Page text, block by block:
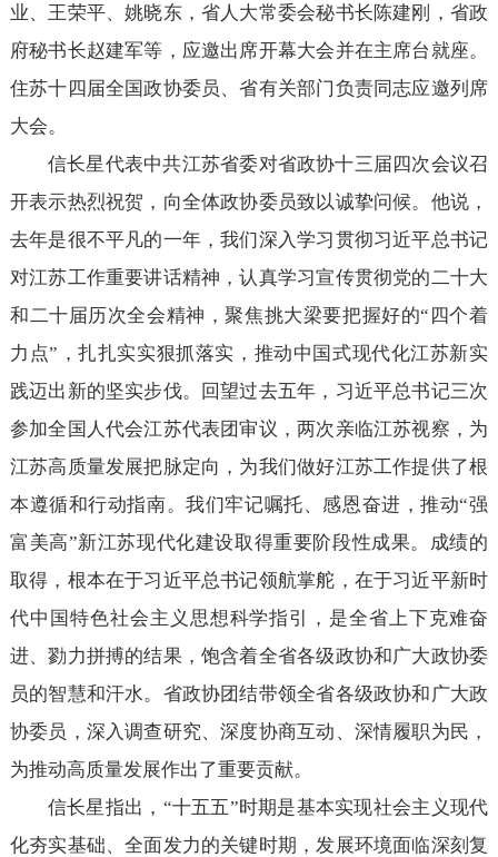
业、王荣平、姚晓东，省人大常委会秘书长陈建刚，省政
府秘书长赵建军等，应邀出席开幕大会并在主席台就座。
住苏十四届全国政协委员、省有关部门负责同志应邀列席
大会。
信长星代表中共江苏省委对省政协十三届四次会议召
开表示热烈祝贺，向全体政协委员致以诚挚问候。他说，
去年是很不平凡的一年，我们深入学习贯彻习近平总书记
对江苏工作重要讲话精神，认真学习宣传贯彻党的二十大
和二十届历次全会精神，聚焦挑大梁要把握好的“四个着
力点”，扎扎实实狠抓落实，推动中国式现代化江苏新实
践迈出新的坚实步伐。回望过去五年，习近平总书记三次
参加全国人代会江苏代表团审议，两次亲临江苏视察，为
江苏高质量发展把脉定向，为我们做好江苏工作提供了根
本遵循和行动指南。我们牢记嘱托、感恩奋进，推动“强
富美高”新江苏现代化建设取得重要阶段性成果。成绩的
取得，根本在于习近平总书记领航掌舵，在于习近平新时
代中国特色社会主义思想科学指引，是全省上下克难奋
进、勠力拼搏的结果，饱含着全省各级政协和广大政协委
员的智慧和汗水。省政协团结带领全省各级政协和广大政
协委员，深入调查研究、深度协商互动、深情履职为民，
为推动高质量发展作出了重要贡献。
信长星指出，“十五五”时期是基本实现社会主义现代
化夯实基础、全面发力的关键时期，发展环境面临深刻复